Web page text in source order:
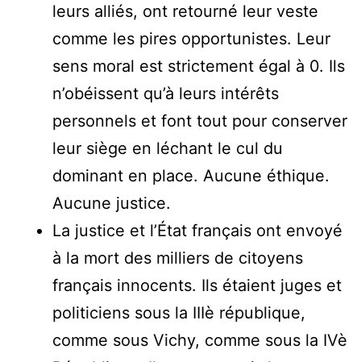
leurs alliés, ont retourné leur veste
comme les pires opportunistes. Leur
sens moral est strictement égal à 0. Ils
n’obéissent qu’à leurs intérêts
personnels et font tout pour conserver
leur siège en léchant le cul du
dominant en place. Aucune éthique.
Aucune justice.
La justice et l’État français ont envoyé
à la mort des milliers de citoyens
français innocents. Ils étaient juges et
politiciens sous la IIIè république,
comme sous Vichy, comme sous la IVè